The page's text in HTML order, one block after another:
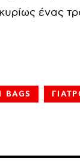
κυρίως ένας
BAGS